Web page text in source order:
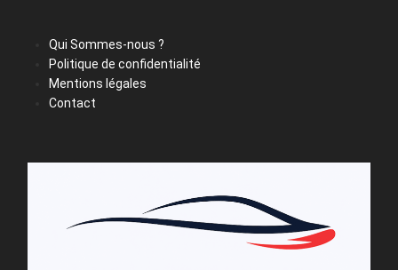
Qui Sommes-nous ?
Politique de confidentialité
Mentions légales
Contact